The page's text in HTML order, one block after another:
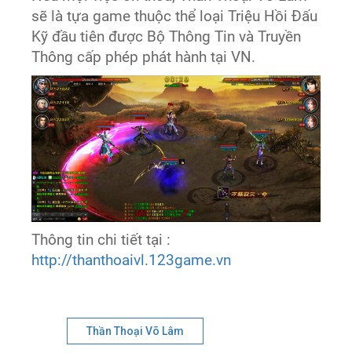
sẽ là tựa game thuộc thể loại Triệu Hồi Đấu
Kỹ đầu tiên được Bộ Thông Tin và Truyền
Thông cấp phép phát hành tại VN.
Thông tin chi tiết tại :
http://thanthoaivl.123game.vn
Thần Thoại Võ Lâm